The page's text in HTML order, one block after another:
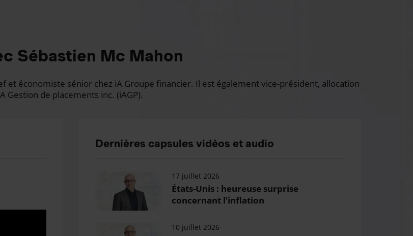
Sébastien Mc Mahon
et économiste sénior chez iA Groupe financier. Il est également vice-président, allocation
de placements inc. (iAGP).
Dernières capsules vidéos et audio
17 juillet 2026
États-Unis : heureuse surprise
concernant l’inflation
10 juillet 2026